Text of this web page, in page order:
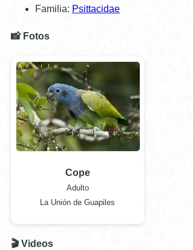
Familia: Psittacidae
📸 Fotos
Cope
Adulto
La Unión de Guapiles
🎬 Videos